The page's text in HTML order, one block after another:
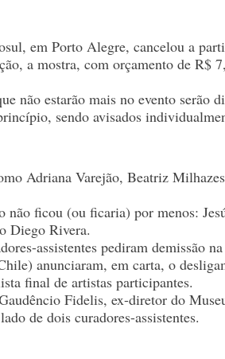
em Porto Alegre, cancelou a
a mostra, com orçamento de R$
não estarão mais no evento serão
sendo avisados
Adriana Varejão, Beatriz
não ficou (ou ficaria) por menos:
Diego Rivera.
assistentes pediram demissão
anunciaram, em carta, o
final de artistas participantes.
Fidelis, ex-diretor do
de dois curadores-assistentes.